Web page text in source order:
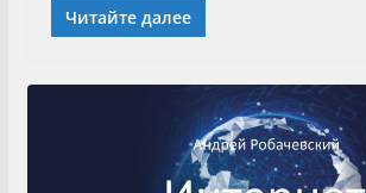
Читайте далее